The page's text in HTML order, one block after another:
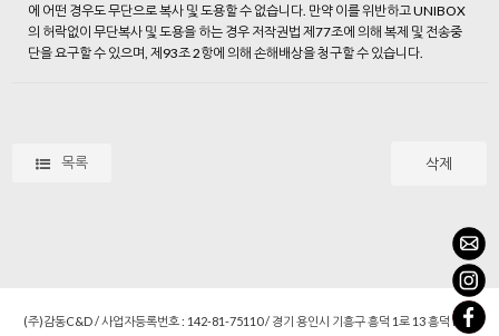
에 어떤 경우도 무단으로 복사 및 도용할 수 없습니다. 만약 이를 위반하고 UNIBOX
의 허락없이 무단복사 및 도용을 하는 경우 저작권법 제77조에 의해 복제 및 전송중
단을 요구할 수 있으며, 제93조 2항에 의해 손해배상을 청구할 수 있습니다.
목록 삭제
(주)감동C&D / 사업자등록번호 : 142-81-75110 / 경기 용인시 기흥구 흥덕 1로 13 흥덕 IT 밸